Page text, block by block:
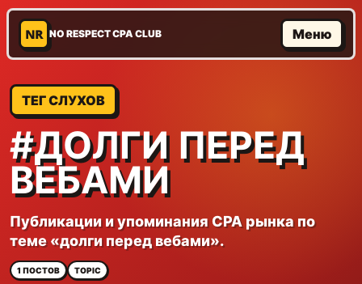
NR NO RESPECT CPA CLUB Меню
ТЕГ СЛУХОВ
#ДОЛГИ ПЕРЕД
ВЕБАМИ
Публикации и упоминания CPA рынка по
теме «долги перед вебами».
1 ПОСТОВ TOPIC